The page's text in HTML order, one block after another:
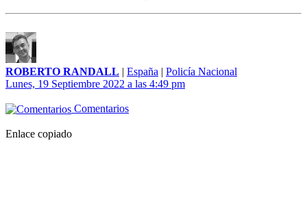
ROBERTO RANDALL | España | Policía Nacional
Lunes, 19 Septiembre 2022 a las 4:49 pm
Comentarios
Enlace copiado